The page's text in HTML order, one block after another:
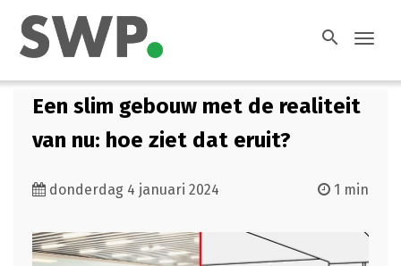
search
Een slim gebouw met de realiteit
van nu: hoe ziet dat eruit?
donderdag 4 januari 2024 1 min